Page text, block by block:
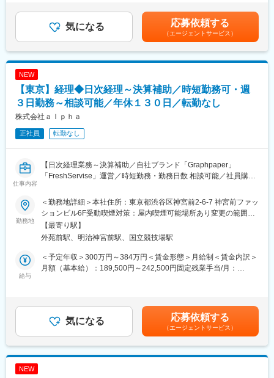
・外部の採用委託チームとの連携窓口として機能。
て、社長が事業に集中できる環境を整備。
当社は神奈川エリアで買取専門店「おたからや」を運営し、時
計・宝飾品買取や不用品回収、不動産事業などを展開する地域密
着企業です。誠実さと丁寧さを大切に、お客様に寄り添いながら
変更の範囲：会社の定める業務
◇イベントへのメディア誘致及び取材対応
◇メディアプラン作成、雑誌等のアドバタイジング案件の進行管
◇予算管理
◇SNS管理
◇インフルエンサー等とのリレーション構築
です。
＜蘇る情景を身に纏う＞
る。帰り道に漂う金木犀の匂いで幼いころの情景が思い浮かぶ。
こうした特定の香りやデザインによって記憶や情景が呼び起こさ
れる「プルースト現象」のように、感覚による記憶は一層豊かに
なり、印象的なものになります。
い記憶や瞬間を呼び覚ます特別なものを通して、大切に心へ留め
ておきたい時間や時代を愛おしむひとときをお客さまへ届けてゆ
の雑貨と出会える空間を目指しています。
となります。
定：年1回（4月）■その他固定手当：裁量労働手当 月40時間分
として※裁量労働手当を超える所定労働時間外勤務に対する賃金計
算額は、別途追加で支給賃金はあくまでも目安の金額であり、選
考を通じて上下する可能性があります。月給(月額)は固定手当を含
めた表記です。
気になる 応募依頼する
（エージェントサービス）
NEW
【東京】経理◆日次経理～決算補助／時短勤務可・週
３日勤務～相談可能／年休１３０日／転勤なし
株式会社ａｌｐｈａ
正社員 転勤なし
仕事内容
【日次経理業務～決算補助／自社ブランド「Graphpaper」
「FreshServise」運営／時短勤務・勤務日数 相談可能／社員購入
■採用背景：
当社は、アパレルブランドの企画・生産・販売を中心に、PR事
業、セレクトショップ運営、イベント企画、空間デザインなど、
多角的な事業を展開しています。事業の成長に伴い、管理部門の
体制強化を目的として経理担当者を募集します。日々の経理業務
から月次・年次決算補助まで幅広く携わり、会社の成長をバック
経理担当として、以下の業務をご担当いただきます。
・現預金管理・売上・売掛管理
勤務地
＜勤務地詳細＞本社住所：東京都渋谷区神宮前2-6-7 神宮前ファッ
ションビル6F受動喫煙対策：屋内喫煙可能場所あり変更の範囲：
会社の定める事業所
【最寄り駅】
外苑前駅、明治神宮前駅、国立競技場駅
給与
＜予定年収＞300万円～384万円＜賃金形態＞月給制＜賃金内訳＞
月額（基本給）：189,500円～242,500円固定残業手当/月：
年収はあくまでも目安の金額であり、選考を通じて上下する可能
性があります。賃金はあくまでも目安の金額であり、選考を通じ
て上下する可能性があります。月給(月額)は固定手当を含めた表記
です。
気になる 応募依頼する
（エージェントサービス）
NEW